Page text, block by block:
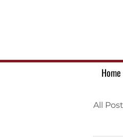
Home
All